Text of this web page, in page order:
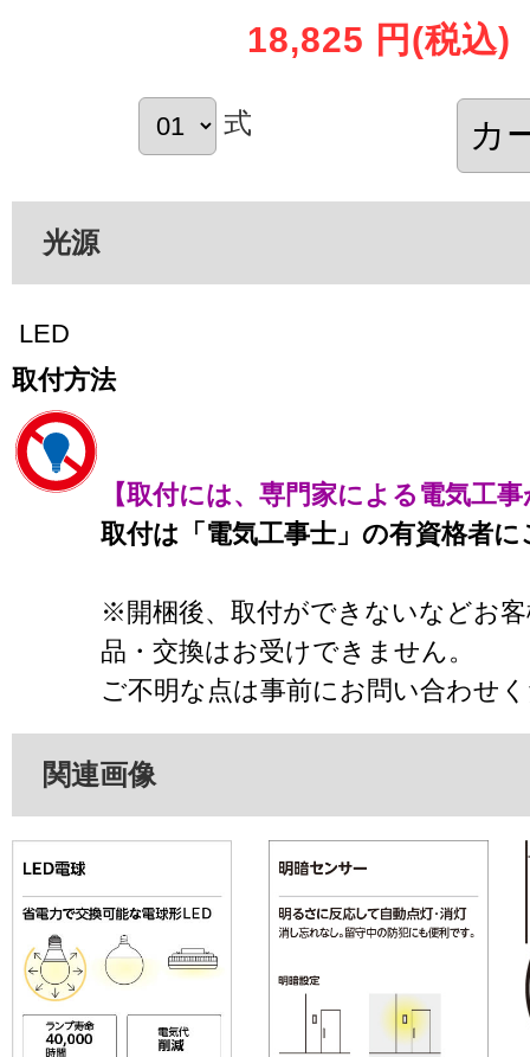
18,825 円 (税込)
式
光源
LED
取付方法
【取付には、専門家による電気工
取付は「電気工事士」の有資格者
※開梱後、取付ができないなどお
品・交換はお受けできません。
ご不明な点は事前にお問い合わせ
関連画像